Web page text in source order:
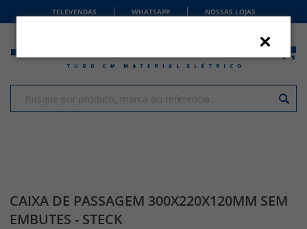
TELEVENDAS WHATSAPP NOSSAS LOJAS
CAIXA DE PASSAGEM 300X220X120MM SEM
EMBUTES - STECK